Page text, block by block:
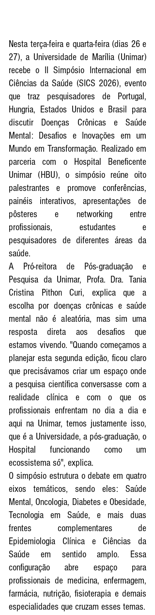
Nesta terça-feira e quarta-feira (dias 26 e
27), a Universidade de Marília (Unimar)
recebe o II Simpósio Internacional em
Ciências da Saúde (SICS 2026), evento
que traz pesquisadores de Portugal,
Hungria, Estados Unidos e Brasil para
discutir Doenças Crônicas e Saúde
Mental: Desafios e Inovações em um
Mundo em Transformação. Realizado em
parceria com o Hospital Beneficente
Unimar (HBU), o simpósio reúne oito
palestrantes e promove conferências,
painéis interativos, apresentações de
pôsteres e networking entre
profissionais, estudantes e
pesquisadores de diferentes áreas da
saúde.
A Pró-reitora de Pós-graduação e
Pesquisa da Unimar, Profa. Dra. Tania
Cristina Pithon Curi, explica que a
escolha por doenças crônicas e saúde
mental não é aleatória, mas sim uma
resposta direta aos desafios que
estamos vivendo. "Quando começamos a
planejar esta segunda edição, ficou claro
que precisávamos criar um espaço onde
a pesquisa científica conversasse com a
realidade clínica e com o que os
profissionais enfrentam no dia a dia e
aqui na Unimar, temos justamente isso,
que é a Universidade, a pós-graduação, o
Hospital funcionando como um
ecossistema só", explica.
O simpósio estrutura o debate em quatro
eixos temáticos, sendo eles: Saúde
Mental, Oncologia, Diabetes e Obesidade,
Tecnologia em Saúde, e mais duas
frentes complementares de
Epidemiologia Clínica e Ciências da
Saúde em sentido amplo. Essa
configuração abre espaço para
profissionais de medicina, enfermagem,
farmácia, nutrição, fisioterapia e demais
especialidades que cruzam esses temas.